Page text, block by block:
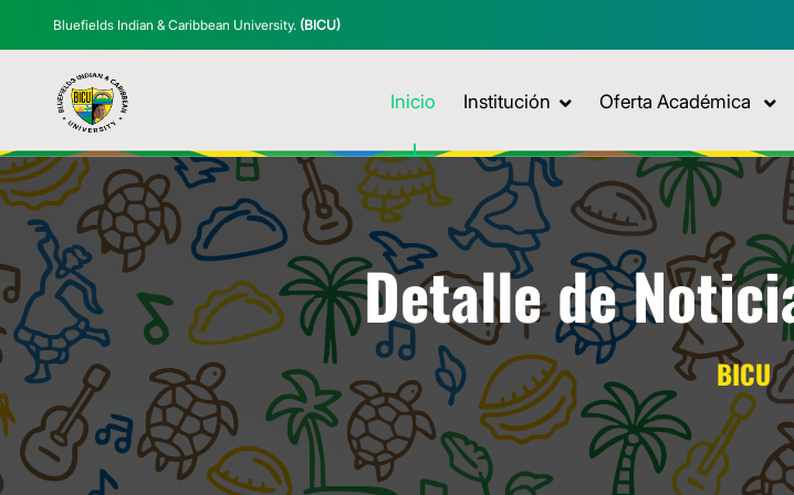
Bluefields Indian & Caribbean University. (BICU)
Inicio Institución Oferta Académica
Detalle de
BICU